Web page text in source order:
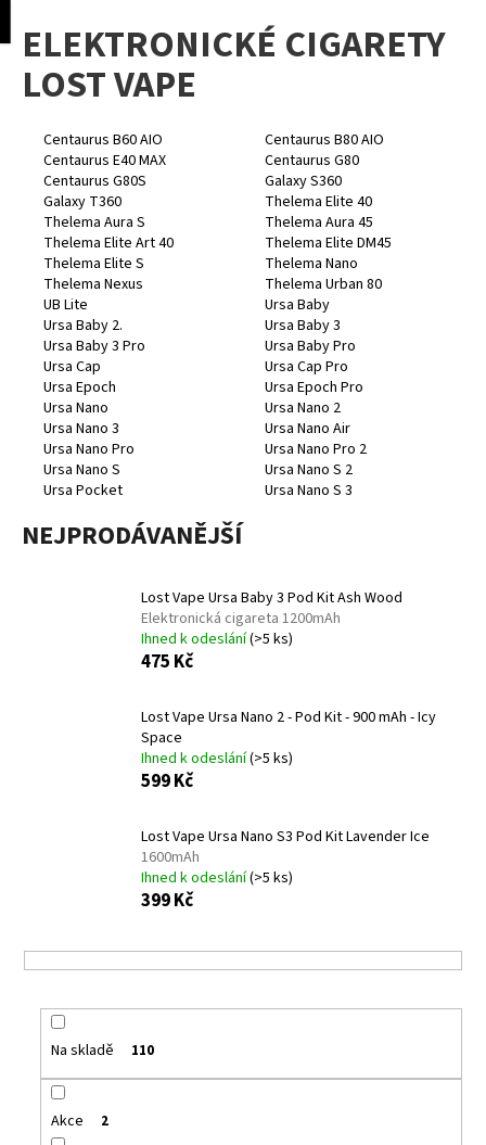
Přejít
obsah
ELEKTRONICKÉ CIGARETY
LOST VAPE
Centaurus B60 AIO
Centaurus B80 AIO
Centaurus E40 MAX
Centaurus G80
Centaurus G80S
Galaxy S360
Galaxy T360
Thelema Elite 40
Thelema Aura S
Thelema Aura 45
Thelema Elite Art 40
Thelema Elite DM45
Thelema Elite S
Thelema Nano
Thelema Nexus
Thelema Urban 80
UB Lite
Ursa Baby
Ursa Baby 2.
Ursa Baby 3
Ursa Baby 3 Pro
Ursa Baby Pro
Ursa Cap
Ursa Cap Pro
Ursa Epoch
Ursa Epoch Pro
Ursa Nano
Ursa Nano 2
Ursa Nano 3
Ursa Nano Air
Ursa Nano Pro
Ursa Nano Pro 2
Ursa Nano S
Ursa Nano S 2
Ursa Pocket
Ursa Nano S 3
NEJPRODÁVANĚJŠÍ
Lost Vape Ursa Baby 3 Pod Kit Ash Wood
Elektronická cigareta 1200mAh
Ihned k odeslání(>5 ks)
475 Kč
Lost Vape Ursa Nano 2 - Pod Kit - 900 mAh - Icy
Space
Ihned k odeslání(>5 ks)
599 Kč
Lost Vape Ursa Nano S3 Pod Kit Lavender Ice
1600mAh
Ihned k odeslání(>5 ks)
399 Kč
Na skladě 110
Akce 2
o Zpět
Zpět
j
HLEDAT
u
č